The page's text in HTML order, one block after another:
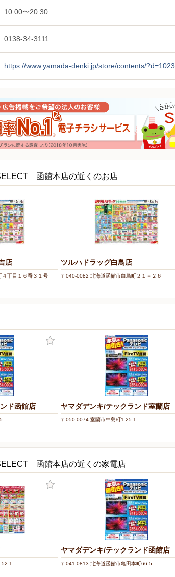
10:00〜20:30
0138-34-3111
https://www.yamada-denki.jp/store/contents/?d=1023
函館本店の近くのお店
店
丁目１６番３１号
ツルハドラッグ白鳥店
〒040-0082 北海道函館市白鳥町２１－２６
ド函館店 ヤマダデンキ/テックランド室蘭店
〒050-0074 室蘭市中島町1-25-1
函館本店の近くの家電店
52-1
ヤマダデンキ/テックランド函館店
〒041-0813 北海道函館市亀田本町66-5